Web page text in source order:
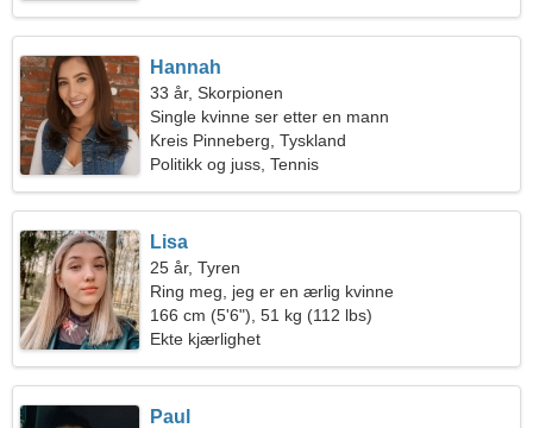
Hannah
33 år, Skorpionen
Single kvinne ser etter en mann
Kreis Pinneberg, Tyskland
Politikk og juss, Tennis
Lisa
25 år, Tyren
Ring meg, jeg er en ærlig kvinne
166 cm (5'6"), 51 kg (112 lbs)
Ekte kjærlighet
Paul